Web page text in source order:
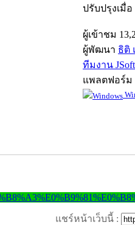
ปรับปรุงเมื่อ
ผู้เข้าชม
ผู้พัฒนา ธิติ
ทีมงาน
แพลตฟอร์ม
แชร์หน้าเว็บนี้ :